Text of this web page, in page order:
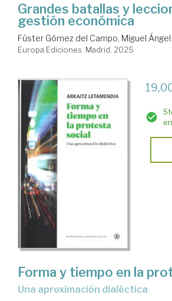
Grandes batallas y
gestión económica
Fúster Gómez del Campo, Miguel Ángel
Europa Ediciones. Madrid, 2025
Forma y tiempo en la
Una aproximación dialéctica